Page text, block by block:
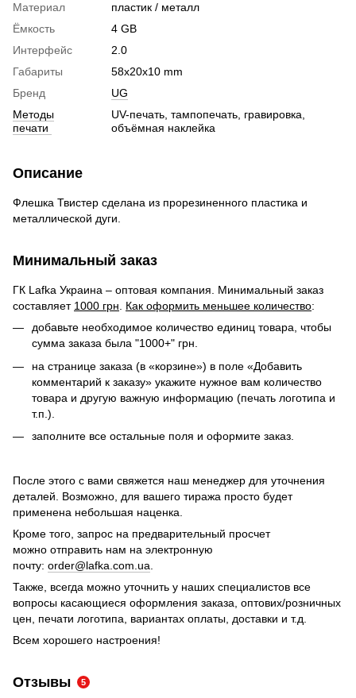
Материал
пластик / металл
Ёмкость
4 GB
Интерфейс
2.0
Габариты
58х20х10 mm
Бренд
UG
Методы
печати
UV-печать, тампопечать, гравировка,
объёмная наклейка
Описание
Флешка Твистер сделана из прорезиненного пластика и
металлической дуги.
Минимальный заказ
ГК Lafka Украина – оптовая компания. Минимальный заказ
составляет 1000 грн. Как оформить меньшее количество:
добавьте необходимое количество единиц товара, чтобы
сумма заказа была "1000+" грн.
на странице заказа (в «корзине») в поле «Добавить
комментарий к заказу» укажите нужное вам количество
товара и другую важную информацию (печать логотипа и
т.п.).
заполните все остальные поля и оформите заказ.
После этого с вами свяжется наш менеджер для уточнения
деталей. Возможно, для вашего тиража просто будет
применена небольшая наценка.
Кроме того, запрос на предварительный просчет
можно отправить нам на электронную
почту: order@lafka.com.ua
Также, всегда можно уточнить у наших специалистов все
вопросы касающиеся оформления заказа, оптових/розничных
цен, печати логотипа, вариантах оплаты, доставки и т.д.
Всем хорошего настроения!
Отзывы 5